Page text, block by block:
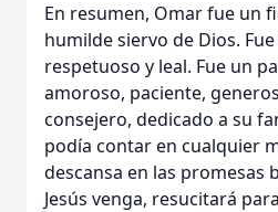
En resumen, Omar fue un
humilde siervo de Dios.
respetuoso y leal. Fue un
amoroso, paciente,
consejero, dedicado a su
podía contar en cualquier
descansa en las promesas
Jesús venga, resucitará